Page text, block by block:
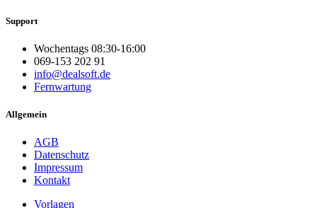
Support
Wochentags 08:30-16:00
069-153 202 91
info@dealsoft.de
Fernwartung
Allgemein
AGB
Datenschutz
Impressum
Kontakt
Vorlagen